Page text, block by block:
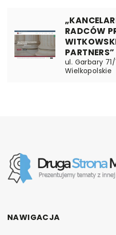
RADCÓW
ul. Garbary
Wielkopolskie
NAWIGACJA